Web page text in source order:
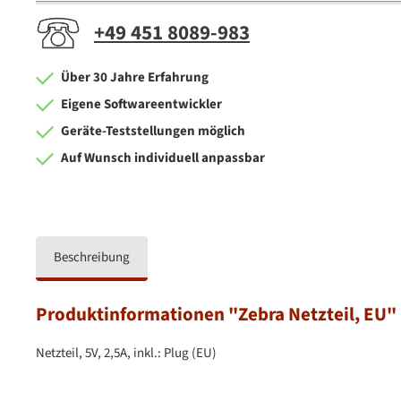
+49 451 8089-983
Über 30 Jahre Erfahrung
Eigene Softwareentwickler
Geräte-Teststellungen möglich
Auf Wunsch individuell anpassbar
Beschreibung
Produktinformationen "Zebra Netzteil, EU"
Netzteil, 5V, 2,5A, inkl.: Plug (EU)